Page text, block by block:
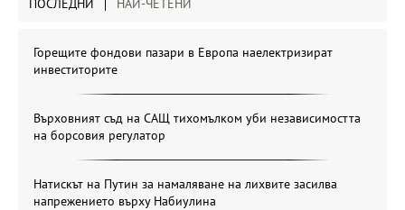
Горещите фондови пазари в Европа наелектризират
инвеститорите
Върховният съд на САЩ тихомълком уби независимостта
на борсовия регулатор
Натискът на Путин за намаляване на лихвите засилва
напрежението върху Набиулина